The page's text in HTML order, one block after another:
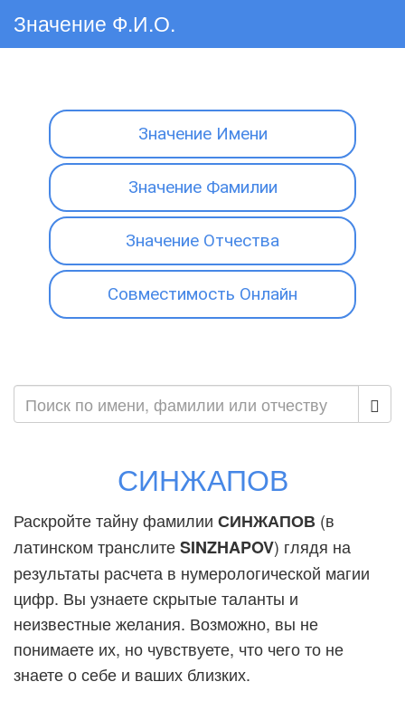
Значение Ф.И.О.
Значение Имени
Значение Фамилии
Значение Отчества
Совместимость Онлайн
СИНЖАПОВ
Раскройте тайну фамилии СИНЖАПОВ (в
латинском транслитеSINZHAPOV) глядя на
результаты расчета в нумерологической магии
цифр. Вы узнаете скрытые таланты и
неизвестные желания. Возможно, вы не
понимаете их, но чувствуете, что чего то не
знаете о себе и ваших близких.